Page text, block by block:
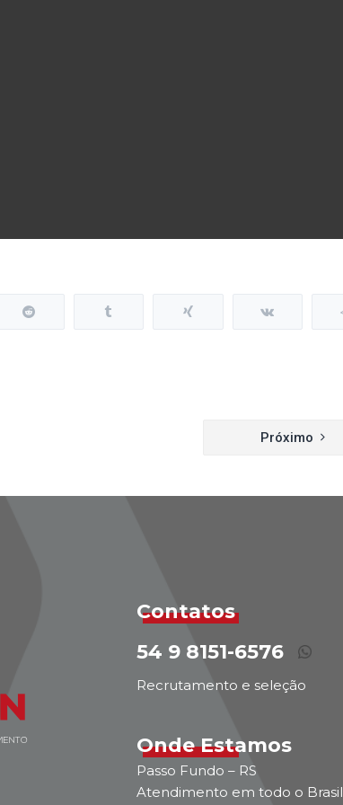
Próximo
Contatos
54 9 8151-6576
Recrutamento e seleção
Onde Estamos
Passo Fundo – RS
Atendimento em todo o Brasil